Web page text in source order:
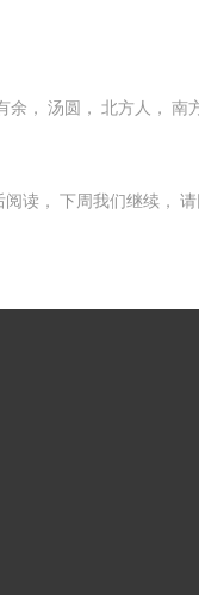
， 汤圆， 北方人， 南
读， 下周我们继续，